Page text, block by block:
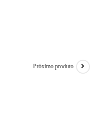
Próximo produto